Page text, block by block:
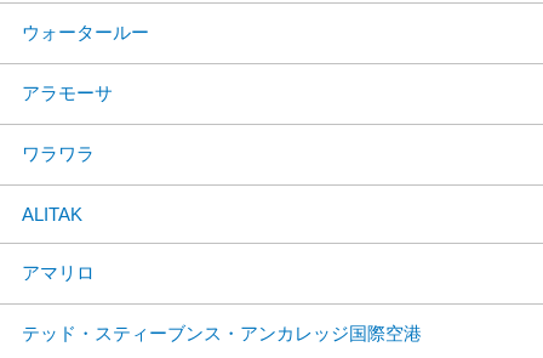
ウォータールー
アラモーサ
ワラワラ
ALITAK
アマリロ
テッド・スティーブンス・アンカレッジ国際空港